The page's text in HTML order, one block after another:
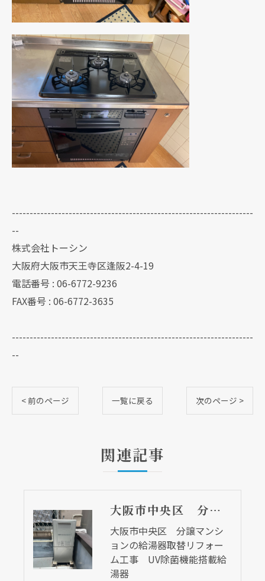
--------------------------------------------------------------------
--
株式会社トーシン
大阪府大阪市天王寺区逢阪2-4-19
電話番号 : 06-6772-9236
FAX番号 : 06-6772-3635
--------------------------------------------------------------------
--
< 前のページ 一覧に戻る 次のページ >
関連記事
大阪市中央区 分譲マンションの給湯器取替リフォーム工事 UV除菌機能搭載給湯器
大阪市中央区 分譲マンシ
ョンの給湯器取替リフォー
ム工事 UV除菌機能搭載給
湯器